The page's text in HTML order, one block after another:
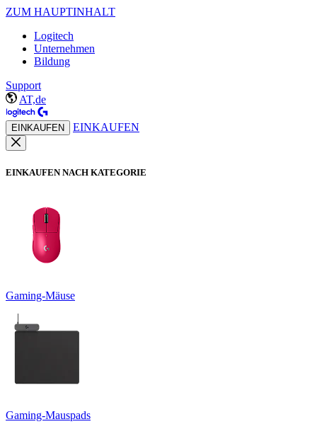
ZUM HAUPTINHALT
Logitech
Unternehmen
Bildung
Support
AT,de
EINKAUFEN EINKAUFEN
EINKAUFEN NACH KATEGORIE
Gaming-Mäuse
Gaming-Mauspads